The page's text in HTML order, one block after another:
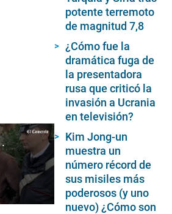
más buscado de Italia
potente terremoto
de magnitud 7,8
¿Cómo fue la
dramática fuga de
la presentadora
rusa que criticó la
invasión a Ucrania
en televisión?
Kim Jong-un
muestra un
número récord de
sus misiles más
poderosos (y uno
nuevo) ¿Cómo son